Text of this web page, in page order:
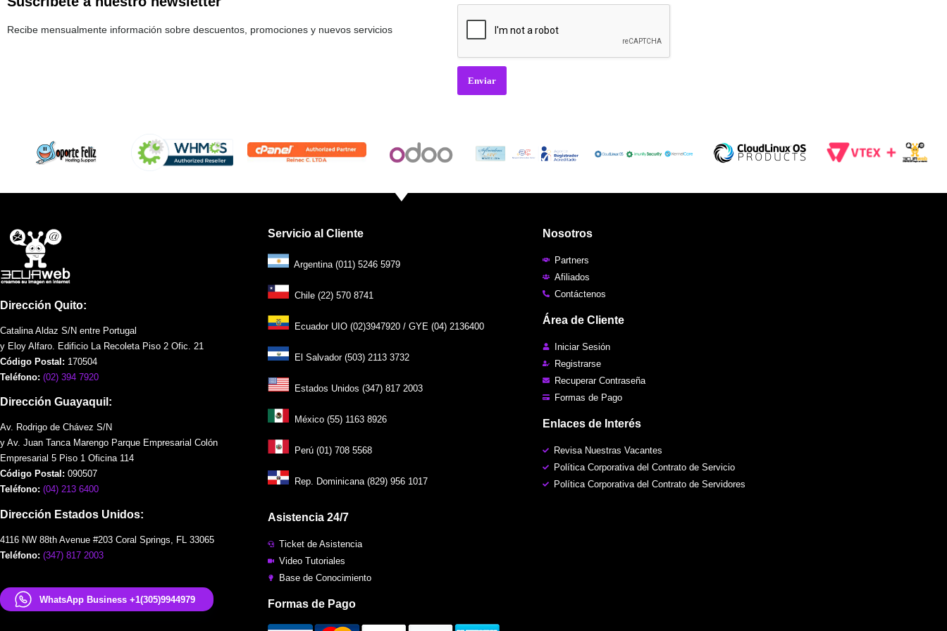
Recibe mensualmente información sobre descuentos, promociones y nuevos servicios
Enviar
Dirección Quito:
Catalina Aldaz S/N entre Portugal
y Eloy Alfaro. Edificio La Recoleta Piso 2 Ofic. 21
Código Postal: 170504
Teléfono: (02) 394 7920
Dirección Guayaquil:
Av. Rodrigo de Chávez S/N
y Av. Juan Tanca Marengo Parque Empresarial Colón
Empresarial 5 Piso 1 Oficina 114
Código Postal: 090507
Teléfono: (04) 213 6400
Dirección Estados Unidos:
4116 NW 88th Avenue #203 Coral Springs, FL 33065
Teléfono: (347) 817 2003
WhatsApp Business +1(305)9944979
Servicio al Cliente
Argentina (011) 5246 5979
Chile (22) 570 8741
Ecuador UIO (02)3947920 / GYE (04) 2136400
El Salvador (503) 2113 3732
Estados Unidos (347) 817 2003
México (55) 1163 8926
Perú (01) 708 5568
Rep. Dominicana (829) 956 1017
Asistencia 24/7
Ticket de Asistencia
Video Tutoriales
Base de Conocimiento
Formas de Pago
Nosotros
Partners
Afiliados
Contáctenos
Área de Cliente
Iniciar Sesión
Registrarse
Recuperar Contraseña
Formas de Pago
Enlaces de Interés
Revisa Nuestras Vacantes
Política Corporativa del Contrato de Servicio
Política Corporativa del Contrato de Servidores